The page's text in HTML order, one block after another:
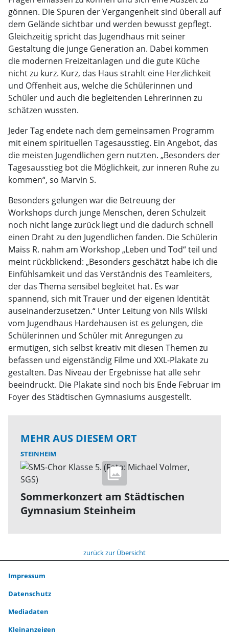
gönnen. Die Spuren der Vergangenheit sind überall auf
dem Gelände sichtbar und werden bewusst gepflegt.
Gleichzeitig spricht das Jugendhaus mit seiner
Gestaltung die junge Generation an. Dabei kommen
die modernen Freizeitanlagen und die gute Küche
nicht zu kurz. Kurz, das Haus strahlt eine Herzlichkeit
und Offenheit aus, welche die Schülerinnen und
Schüler und auch die begleitenden Lehrerinnen zu
schätzen wussten.
Jeder Tag endete nach dem gemeinsamen Programm
mit einem spirituellen Tagesausstieg. Ein Angebot, das
die meisten Jugendlichen gern nutzten. „Besonders der
Tagesausstieg bot die Möglichkeit, zur inneren Ruhe zu
kommen“, so Marvin S.
Besonders gelungen war die Betreuung der
Workshops durch junge Menschen, deren Schulzeit
noch nicht lange zurück liegt und die dadurch schnell
einen Draht zu den Jugendlichen fanden. Die Schülerin
Maiss R. nahm am Workshop „Leben und Tod“ teil und
meint rückblickend: „Besonders geschätzt habe ich die
Einfühlsamkeit und das Verständnis des Teamleiters,
der das Thema sensibel begleitet hat. Es war
spannend, sich mit Trauer und der eigenen Identität
auseinanderzusetzen.“ Unter Leitung von Nils Wilski
vom Jugendhaus Hardehausen ist es gelungen, die
Schülerinnen und Schüler mit Anregungen zu
ermutigen, sich selbst kreativ mit diesen Themen zu
befassen und eigenständig Filme und XXL-Plakate zu
gestalten. Das Niveau der Ergebnisse hat alle sehr
beeindruckt. Die Plakate sind noch bis Ende Februar im
Foyer des Städtischen Gymnasiums ausgestellt.
MEHR AUS DIESEM ORT
STEINHEIM
Sommerkonzert am Städtischen
Gymnasium Steinheim
zurück zur Übersicht
Impressum
Datenschutz
Mediadaten
Kleinanzeigen